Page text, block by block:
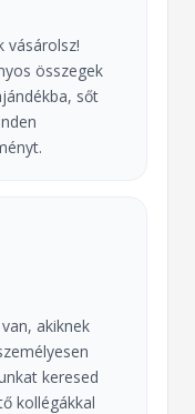
vásárolsz!
összegek
sőt
akiknek
keresed
kollégákkal